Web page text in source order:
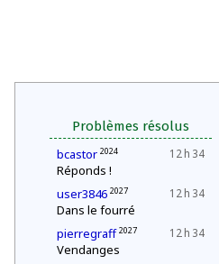
Problèmes résolus
12 h 34
bcastor 2024
Réponds !
12 h 34
user3846 2027
Dans le fourré
12 h 34
pierregraff 2027
Vendanges